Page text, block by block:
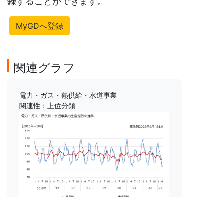
MyGDへ登録
関連グラフ
電力・ガス・熱供給・水道事業
関連性：上位分類